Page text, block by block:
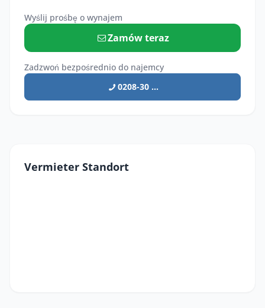
Wyślij prośbę o wynajem
Zamów teraz
Zadzwoń bezpośrednio do najemcy
0208-30 ...
Vermieter Standort